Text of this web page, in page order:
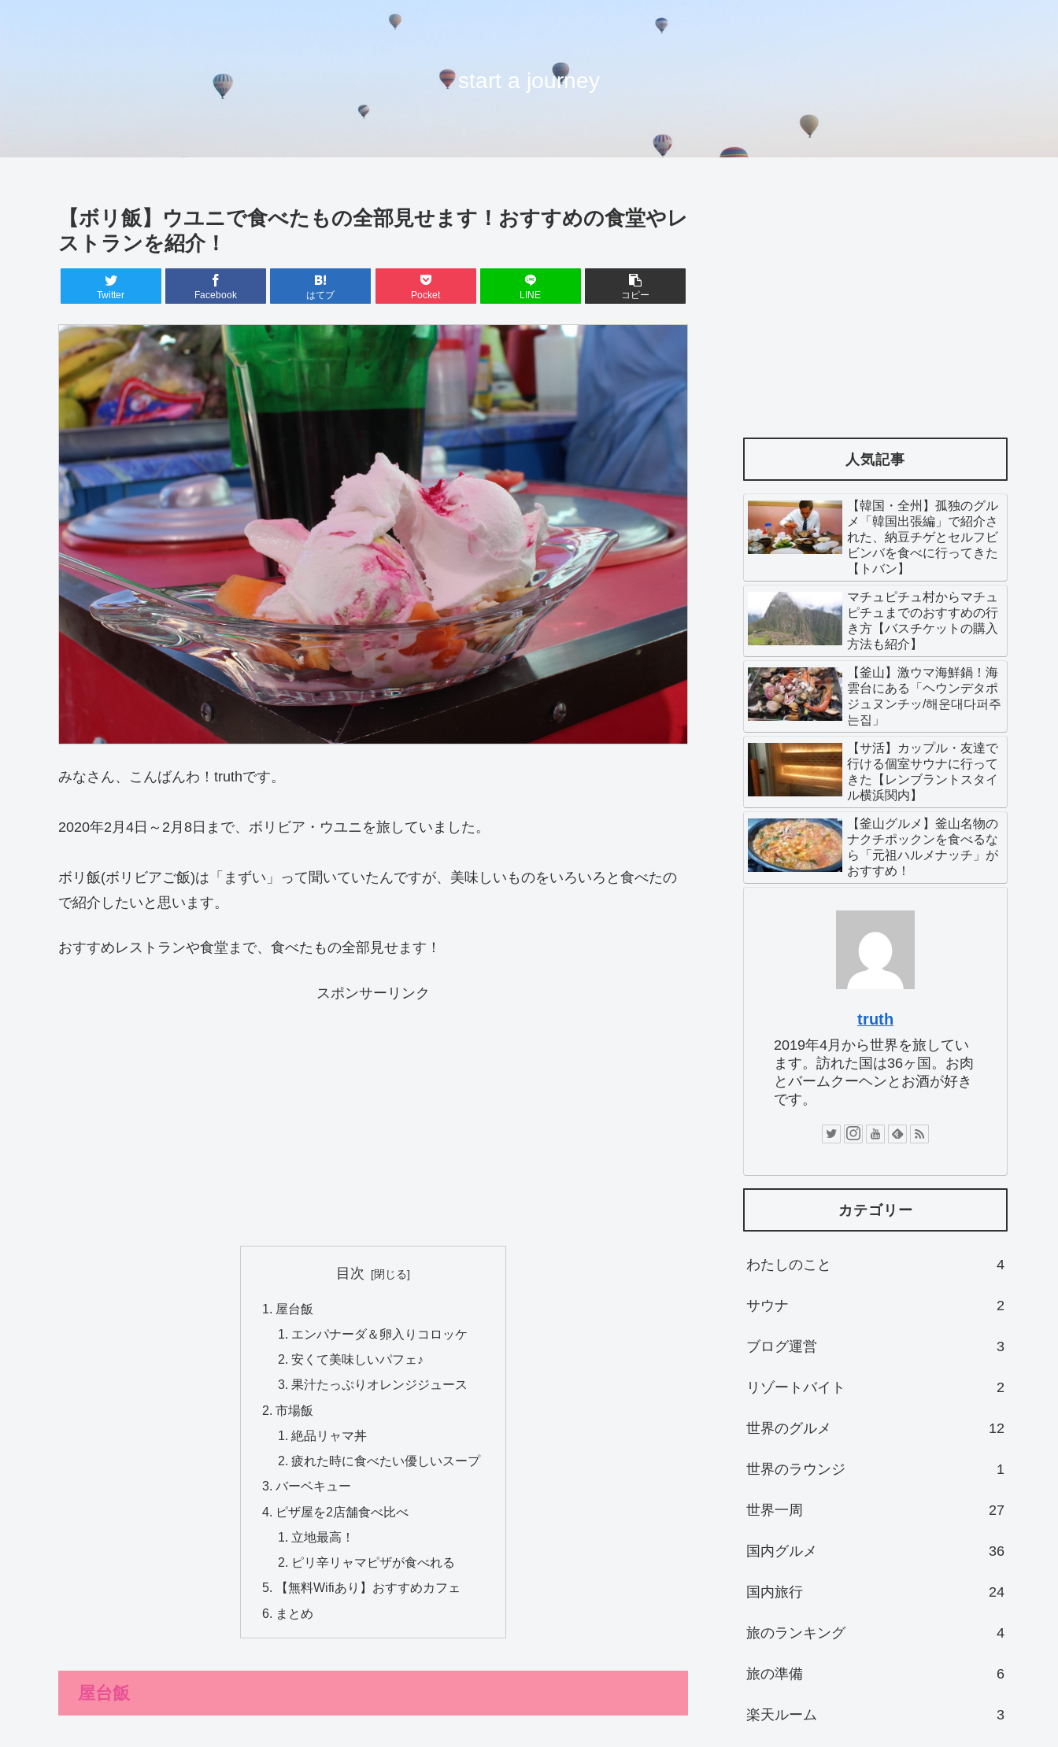
start a journey
【ボリ飯】ウユニで食べたもの全部見せます！おすすめの食堂やレ
ストランを紹介！
Twitter Facebook はてブ Pocket LINE コピー
みなさん、こんばんわ！truthです。
2020年2月4日～2月8日まで、ボリビア・ウユニを旅していました。
ボリ飯(ボリビアご飯)は「まずい」って聞いていたんですが、美味しいものをいろいろと食べたの
で紹介したいと思います。
おすすめレストランや食堂まで、食べたもの全部見せます！
スポンサーリンク
目次
屋台飯
エンパナーダ＆卵入りコロッケ
安くて美味しいパフェ♪
果汁たっぷりオレンジジュース
市場飯
絶品リャマ丼
疲れた時に食べたい優しいスープ
バーベキュー
ピザ屋を2店舗食べ比べ
立地最高！
ピリ辛リャマピザが食べれる
【無料Wifiあり】おすすめカフェ
まとめ
屋台飯
人気記事
【韓国・全州】孤独のグル
メ「韓国出張編」で紹介さ
れた、納豆チゲとセルフビ
ビンバを食べに行ってきた
【トバン】
マチュピチュ村からマチュ
ピチュまでのおすすめの行
き方【バスチケットの購入
方法も紹介】
【釜山】激ウマ海鮮鍋！海
雲台にある「ヘウンデタポ
ジュヌンチッ/해운대다퍼주
는집」
【サ活】カップル・友達で
行ける個室サウナに行って
きた【レンブラントスタイ
ル横浜関内】
【釜山グルメ】釜山名物の
ナクチポックンを食べるな
ら「元祖ハルメナッチ」が
おすすめ！
truth
2019年4月から世界を旅してい
ます。訪れた国は36ヶ国。お肉
とバームクーヘンとお酒が好き
です。
カテゴリー
わたしのこと 4
サウナ 2
ブログ運営 3
リゾートバイト 2
世界のグルメ 12
世界のラウンジ 1
世界一周 27
国内グルメ 36
国内旅行 24
旅のランキング 4
旅の準備 6
楽天ルーム 3